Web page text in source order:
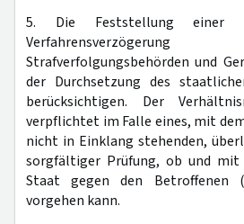
5. Die Feststellung einer
Strafverfolgungsbehörden und
der Durchsetzung des
berücksichtigen. Der
verpflichtet im Falle eines, mit
nicht in Einklang stehenden,
sorgfältiger Prüfung, ob und
Staat gegen den Betroffenen
vorgehen kann.